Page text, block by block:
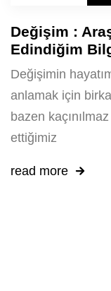
Değişim :
Edindiğim
Değişimin
anlamak için
bazen
ettiğimiz
read more